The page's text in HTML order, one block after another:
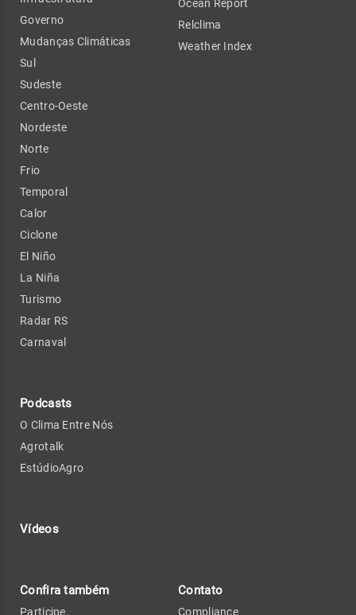
Governo
Mudanças Climáticas
Sul
Sudeste
Centro-Oeste
Nordeste
Norte
Frio
Temporal
Calor
Ciclone
El Niño
La Niña
Turismo
Radar RS
Carnaval
Podcasts
O Clima Entre Nós
Agrotalk
EstúdioAgro
Vídeos
Ocean Report
Relclima
Weather Index
Confira também
Participe
Contato
Compliance